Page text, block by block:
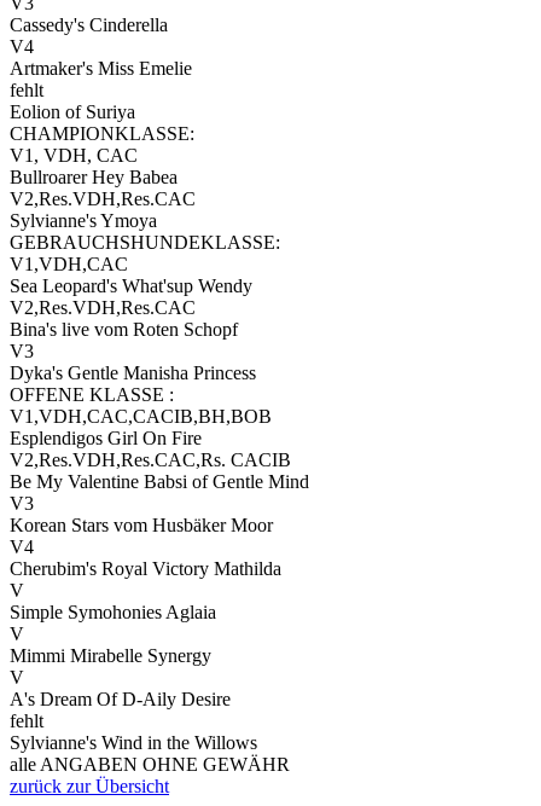
Cassedy's Cinderella
V4
Artmaker's Miss Emelie
fehlt
Eolion of Suriya
CHAMPIONKLASSE:
V1, VDH, CAC
Bullroarer Hey Babea
V2,Res.VDH,Res.CAC
Sylvianne's Ymoya
GEBRAUCHSHUNDEKLASSE:
V1,VDH,CAC
Sea Leopard's What'sup Wendy
V2,Res.VDH,Res.CAC
Bina's live vom Roten Schopf
V3
Dyka's Gentle Manisha Princess
OFFENE KLASSE :
V1,VDH,CAC,CACIB,BH,BOB
Esplendigos Girl On Fire
V2,Res.VDH,Res.CAC,Rs. CACIB
Be My Valentine Babsi of Gentle Mind
V3
Korean Stars vom Husbäker Moor
V4
Cherubim's Royal Victory Mathilda
V
Simple Symohonies Aglaia
V
Mimmi Mirabelle Synergy
V
A's Dream Of D-Aily Desire
fehlt
Sylvianne's Wind in the Willows
alle ANGABEN OHNE GEWÄHR
zurück zur Übersicht